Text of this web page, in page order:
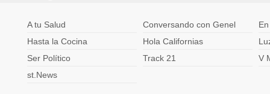
A tu Salud Conversando con Genel
Hasta la Cocina
Hola Californias
Ser Político
Track 21
V
st.News